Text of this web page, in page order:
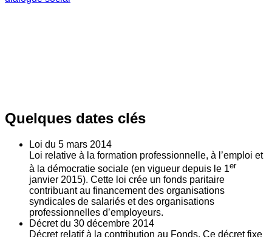
Quelques dates clés
Loi du 5 mars 2014
Loi relative à la formation professionnelle, à l’emploi et
à la démocratie sociale (en vigueur depuis le 1er
janvier 2015). Cette loi crée un fonds paritaire
contribuant au financement des organisations
syndicales de salariés et des organisations
professionnelles d’employeurs.
Décret du 30 décembre 2014
Décret relatif à la contribution au Fonds. Ce décret fixe